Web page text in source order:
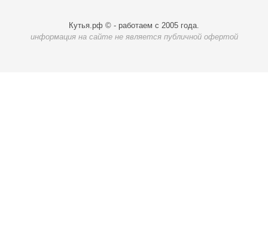
Кутья.рф © - работаем с 2005 года.
информация на сайте не является публичной офертой